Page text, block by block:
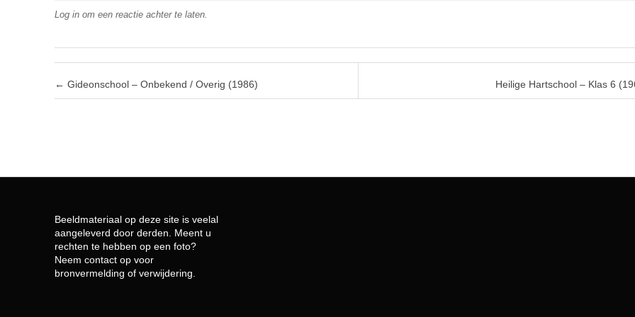
Log in om een reactie achter te laten.
Post navigation
← Gideonschool – Onbekend / Overig (1986) Heilige Hartschool – Klas 6
Beeldmateriaal op deze site is veelal
aangeleverd door derden. Meent u
rechten te hebben op een foto?
Neem contact op voor
bronvermelding of verwijdering.